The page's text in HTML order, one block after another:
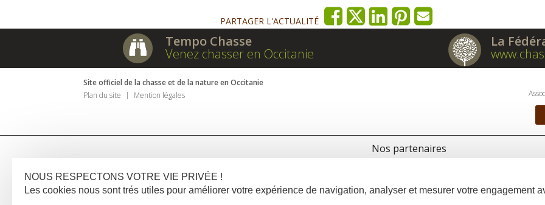
PARTAGER L'ACTUALITÉ
Tempo Chasse
Venez chasser en Occitanie
La
Site officiel de la chasse et de la nature en Occitanie
Plan du site
Mention légales
Nos partenaires
NOUS RESPECTONS VOTRE VIE PRIVÉE !
Les cookies nous sont trés utiles pour améliorer votre expérience de navigation, analyser et mesurer votre engagement